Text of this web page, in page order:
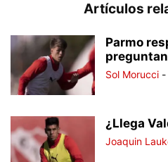
Artículos
Parmo
Sol Morucci -
¿Llega
Joaquin